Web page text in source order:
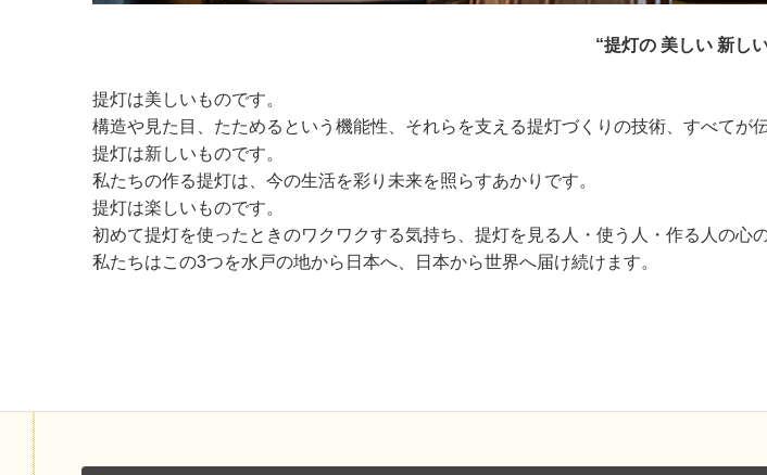
“提灯の 美しい 新し
提灯は美しいものです。
構造や見た目、たためるという機能性、それらを支える提灯づくりの技術、すべてが伝
提灯は新しいものです。
私たちの作る提灯は、今の生活を彩り未来を照らすあかりです。
提灯は楽しいものです。
初めて提灯を使ったときのワクワクする気持ち、提灯を見る人・使う人・作る人の心
私たちはこの3つを水戸の地から日本へ、日本から世界へ届け続けます。